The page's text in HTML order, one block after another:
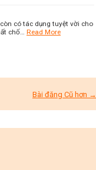
có tác dụng tuyệt vời cho
chố…
Read More
Bài đăng Cũ hơn →